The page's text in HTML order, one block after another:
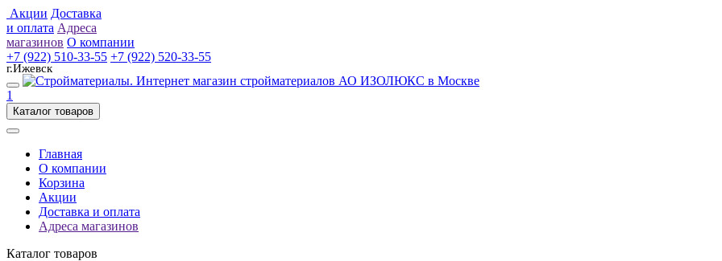
Акции Доставка
и оплата Адреса
магазинов О компании
+7 (922) 510-33-55 +7 (922) 520-33-55
г.Ижевск
1
Каталог товаров
Главная
О компании
Корзина
Акции
Доставка и оплата
Адреса магазинов
Каталог товаров